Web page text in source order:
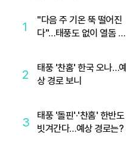
1
"다음 주 기온 뚝 떨어진
다"…태풍도 없이 열돔 박
2
태풍 '찬홈' 한국 오나…예
상 경로 보니
3
태풍 '돌핀'·'찬홈' 한반도
빗겨간다…예상 경로는?